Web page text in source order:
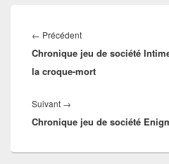
de
l’article
← PrécédentArticle
précédent :
Chronique jeu de société
la croque-mort
Suivant →
suivant :
Chronique jeu de société